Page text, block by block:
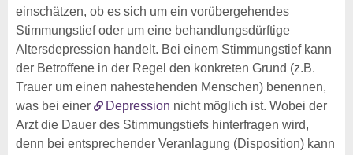
einschätzen, ob es sich um ein vorübergehendes
Stimmungstief oder um eine behandlungsdürftige
Altersdepression handelt. Bei einem Stimmungstief kann
der Betroffene in der Regel den konkreten Grund (z.B.
Trauer um einen nahestehenden Menschen) benennen,
was bei einer
Depression nicht möglich ist. Wobei der
Arzt die Dauer des Stimmungstiefs hinterfragen wird,
denn bei entsprechender Veranlagung (Disposition) kann